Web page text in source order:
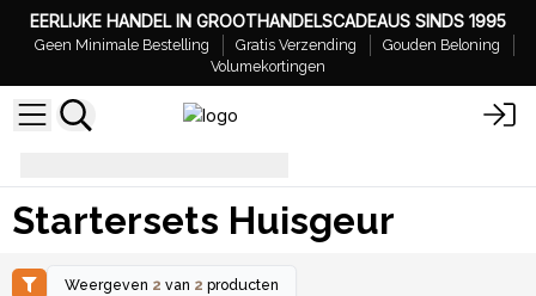
EERLIJKE HANDEL IN GROOTHANDELSCADEAUS SINDS 1995
Geen Minimale Bestelling Gratis Verzending
Gouden Beloning
Volumekortingen
Startersets Huisgeur
Weergeven 2 van 2 producten